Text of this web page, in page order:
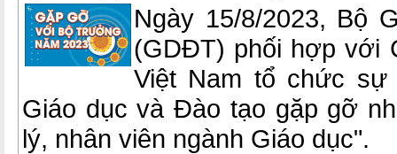
Ngày 15/8/2023, Bộ
(GDĐT) phối hợp với
Việt Nam tổ chức
Giáo dục và Đào tạo gặp gỡ
lý, nhân viên ngành Giáo dục".